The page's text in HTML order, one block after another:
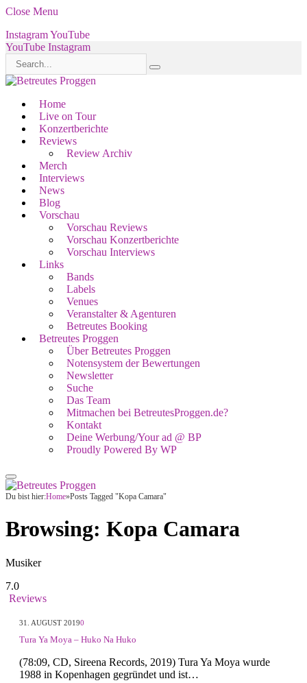
Close Menu
InstagramYouTube
YouTube Instagram
Home
Live on Tour
Konzertberichte
Reviews
Review Archiv
Merch
Interviews
News
Blog
Vorschau
Vorschau Reviews
Vorschau Konzertberichte
Vorschau Interviews
Links
Bands
Labels
Venues
Veranstalter & Agenturen
Betreutes Booking
Betreutes Proggen
Über Betreutes Proggen
Notensystem der Bewertungen
Newsletter
Suche
Das Team
Mitmachen bei BetreutesProggen.de?
Kontakt
Deine Werbung/Your ad @ BP
Proudly Powered By WP
Du bist hier:Home»Posts Tagged "Kopa Camara"
Browsing: Kopa Camara
Musiker
7.0
Reviews
31. AUGUST 20190
Tura Ya Moya – Huko Na Huko
(78:09, CD, Sireena Records, 2019) Tura Ya Moya wurde
1988 in Kopenhagen gegründet und ist…